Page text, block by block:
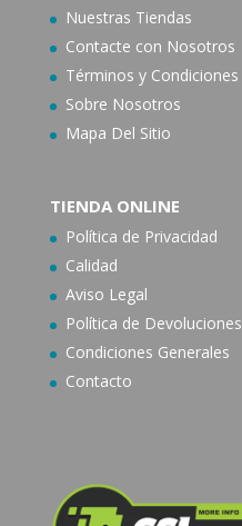
Nuestras Tiendas
Contacte con Nosotros
Términos y Condiciones
Sobre Nosotros
Mapa Del Sitio
TIENDA ONLINE
Política de Privacidad
Calidad
Aviso Legal
Política de Devoluciones
Condiciones Generales
Contacto